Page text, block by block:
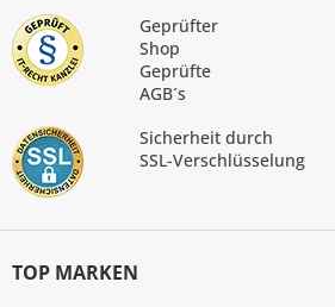
Geprüfter
Shop
Geprüfte
AGB´s
Sicherheit durch
SSL-Verschlüsselung
TOP MARKEN